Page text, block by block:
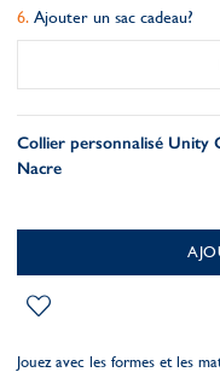
Ajouter un sac cadeau?
Collier personnalisé Unity
Nacre
Jouez avec les formes et les